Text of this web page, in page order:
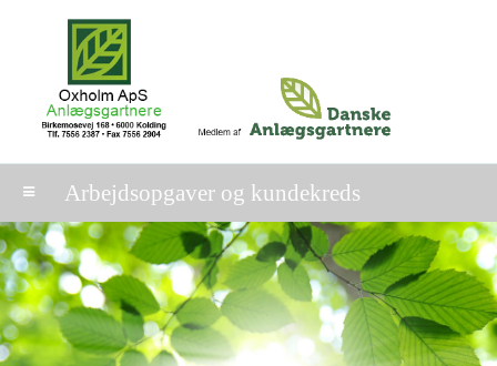
Arbejdsopgaver og kundekreds